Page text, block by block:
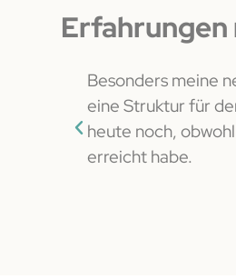
Besonders meine
eine Struktur für
heute noch,
erreicht habe.